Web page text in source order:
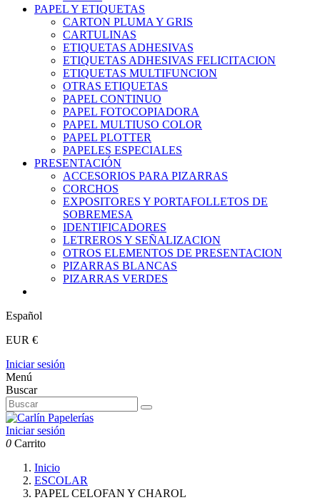
PAPEL Y ETIQUETAS
CARTON PLUMA Y GRIS
CARTULINAS
ETIQUETAS ADHESIVAS
ETIQUETAS ADHESIVAS FELICITACION
ETIQUETAS MULTIFUNCION
OTRAS ETIQUETAS
PAPEL CONTINUO
PAPEL FOTOCOPIADORA
PAPEL MULTIUSO COLOR
PAPEL PLOTTER
PAPELES ESPECIALES
PRESENTACIÓN
ACCESORIOS PARA PIZARRAS
CORCHOS
EXPOSITORES Y PORTAFOLLETOS DE
SOBREMESA
IDENTIFICADORES
LETREROS Y SEÑALIZACION
OTROS ELEMENTOS DE PRESENTACION
PIZARRAS BLANCAS
PIZARRAS VERDES
Español
EUR €
Iniciar sesión
Menú
Buscar
Iniciar sesión
0 Carrito
Inicio
ESCOLAR
PAPEL CELOFAN Y CHAROL